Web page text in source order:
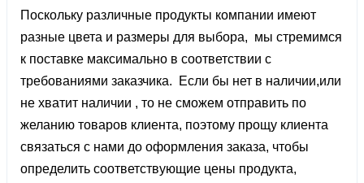
Поскольку различные продукты компании имеют
разные цвета и размеры для выбора, мы стремимся
к поставке максимально в соответствии с
требованиями заказчика. Если бы нет в наличии,или
не хватит наличии , то не сможем отправить по
желанию товаров клиента, поэтому прощу клиента
связаться с нами до оформления заказа, чтобы
определить соответствующие цены продукта,